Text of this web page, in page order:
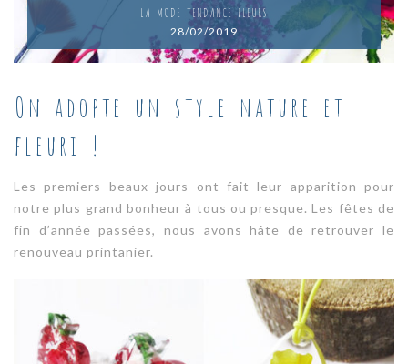
LA MODE TENDANCE FLEURS
28/02/2019
On adopte un style nature et
fleuri !
Les premiers beaux jours ont fait leur apparition pour
notre plus grand bonheur à tous ou presque. Les fêtes de
fin d’année passées, nous avons hâte de retrouver le
renouveau printanier.